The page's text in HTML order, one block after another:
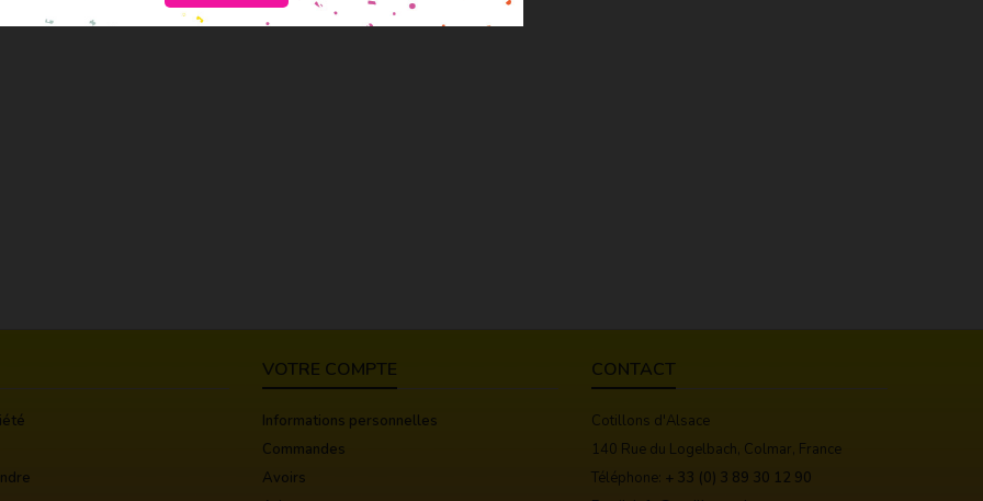
VOTRE COMPTE
Informations personnelles
Commandes
Avoirs
CONTACT
Cotillons d'Alsace
140 Rue du Logelbach, Colmar, France
Téléphone: + 33 (0) 3 89 30 12 90